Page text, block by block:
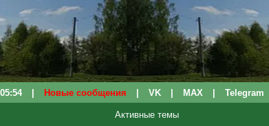
Новые сообщения VK МАХ Telegram
Активные темы